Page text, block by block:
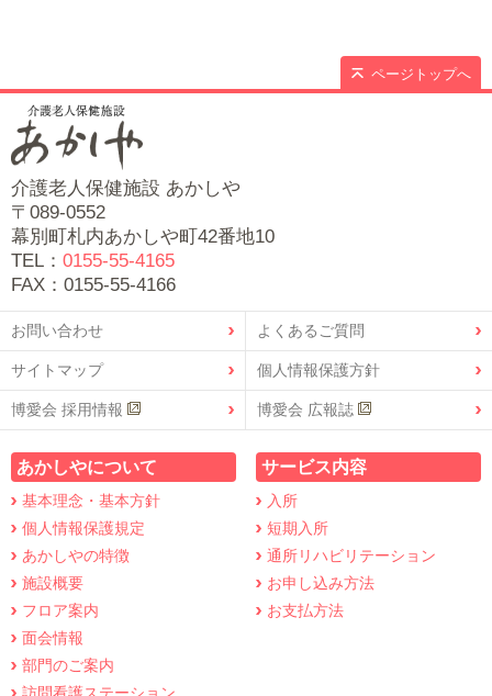
ページトップへ
介護老人保健施設 あかしや
〒089-0552
幕別町札内あかしや町42番地10
TEL： 0155-55-4165
FAX：0155-55-4166
お問い合わせ よくあるご質問
サイトマップ 個人情報保護方針
博愛会 採用情報 博愛会 広報誌
あかしやについて
基本理念・基本方針
個人情報保護規定
あかしやの特徴
施設概要
フロア案内
面会情報
部門のご案内
サービス内容
入所
短期入所
通所リハビリテーション
お申し込み方法
お支払方法